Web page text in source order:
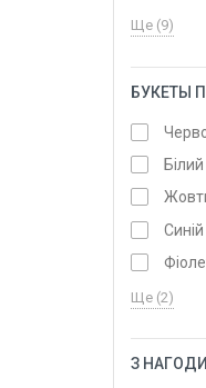
Ще (9)
БУКЕТЫ
Білий
Синій
Ще (2)
З